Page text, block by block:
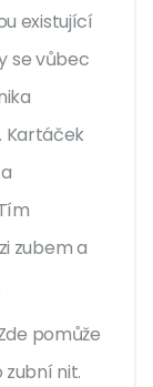
existující
se vůbec
Kartáček
zubem a
pomůže
nit.